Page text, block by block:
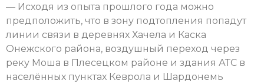
— Исходя из опыта прошлого года можно
предположить, что в зону подтопления попадут
линии связи в деревнях Хачела и Каска
Онежского района, воздушный переход через
реку Моша в Плесецком районе и здания АТС в
населённых пунктах Кеврола и Шардонемь